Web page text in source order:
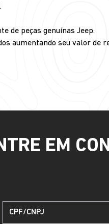
de peças genuínas Jeep.
aumentando seu valor de
EM